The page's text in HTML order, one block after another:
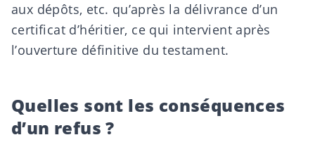
aux dépôts, etc. qu’après la délivrance d’un
certificat d’héritier, ce qui intervient après
l’ouverture définitive du testament.
Quelles sont les conséquences
d’un refus ?